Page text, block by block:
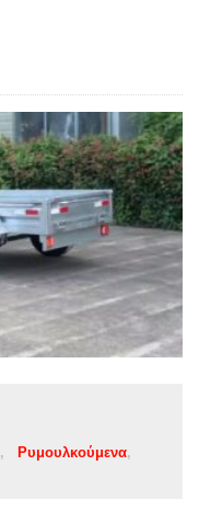
Ρυμουλκούμενα